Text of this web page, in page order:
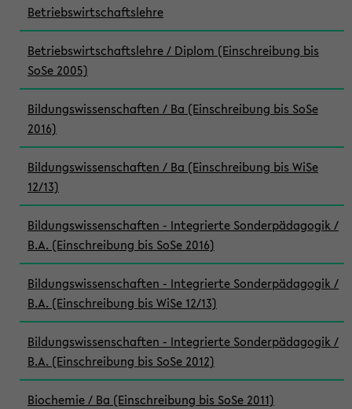
Betriebswirtschaftslehre
Betriebswirtschaftslehre / Diplom (Einschreibung bis
SoSe 2005)
Bildungswissenschaften / Ba (Einschreibung bis SoSe
2016)
Bildungswissenschaften / Ba (Einschreibung bis WiSe
12/13)
Bildungswissenschaften - Integrierte Sonderpädagogik /
B.A. (Einschreibung bis SoSe 2016)
Bildungswissenschaften - Integrierte Sonderpädagogik /
B.A. (Einschreibung bis WiSe 12/13)
Bildungswissenschaften - Integrierte Sonderpädagogik /
B.A. (Einschreibung bis SoSe 2012)
Biochemie / Ba (Einschreibung bis SoSe 2011)